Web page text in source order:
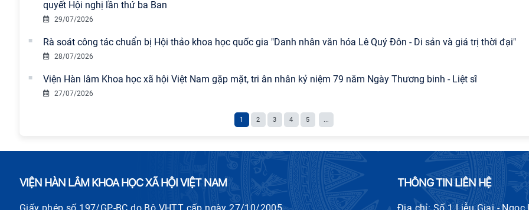
quyết Hội nghị lần thứ ba Ban
29/07/2026
Rà soát công tác chuẩn bị Hội thảo khoa học quốc gia "Danh nhân văn hóa Lê Quý Đôn - Di sản và giá trị thời đại"
28/07/2026
Viện Hàn lâm Khoa học xã hội Việt Nam gặp mặt, tri ân nhân kỷ niệm 79 năm Ngày Thương binh - Liệt sĩ
27/07/2026
1 2 3 4 5 ...
VIỆN HÀN LÂM KHOA HỌC XÃ HỘI VIỆT NAM THÔNG TIN LIÊN HỆ